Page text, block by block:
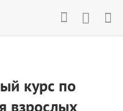
курс по
взрослых